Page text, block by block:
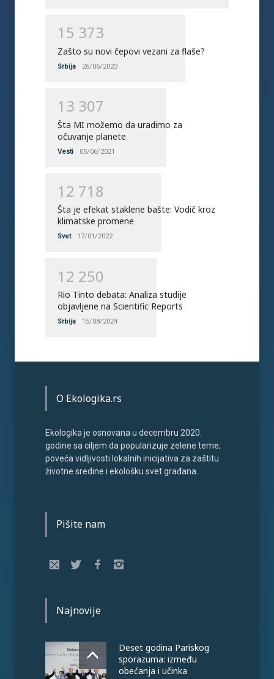
1 5 373
Zašto su novi čepovi vezani za flaše?
Srbija 26/06/2023
1 3 307
Šta MI možemo da uradimo za
očuvanje planete
Vesti 05/06/2021
1 2 71 8
Šta je efekat staklene bašte: Vodič kroz
klimatske promene
Svet 17/01/2022
1 2 250
Rio Tinto debata: Analiza studije
objavljene na Scientific Reports
Srbija 15/08/2024
O Ekologika.rs
Ekologika je osnovana u decembru 2020.
godine sa ciljem da popularizuje zelene teme,
poveća vidljivosti lokalnih inicijativa za zaštitu
životne sredine i ekološku svet građana.
Pišite nam
Najnovije
Deset godina Pariskog
sporazuma: između
obećanja i učinka